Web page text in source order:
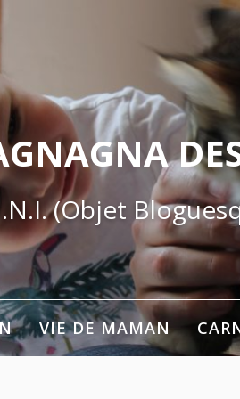
(Objet
VIE DE MAMAN